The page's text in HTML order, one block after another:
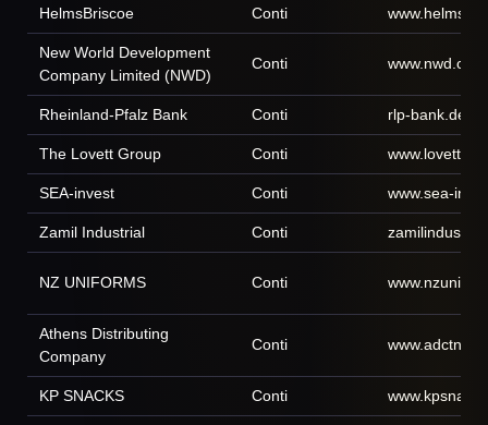
HelmsBriscoe Conti
New World Development
Company Limited (NWD)
Conti
Rheinland-Pfalz Bank Conti rlp-bank.de
The Lovett Group Conti
SEA-invest Conti www.sea-
Zamil Industrial Conti
NZ UNIFORMS Conti
Athens Distributing
Company
Conti
KP SNACKS Conti